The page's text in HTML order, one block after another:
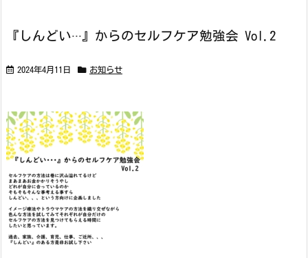
『しんどい···』からのセルフケア勉強会 Vol.2
2024年4月11日 お知らせ